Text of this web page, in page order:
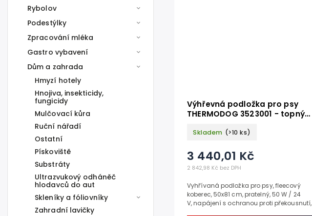
Rybolov
Podestýlky
Zpracování mléka
Gastro vybavení
Dům a zahrada
Hmyzí hotely
Hnojiva, insekticidy,
fungicidy
Mulčovací kůra
Ruční nářadí
Ostatní
Pískoviště
Substráty
Ultrazvukový odháněč
hlodavců do aut
Skleníky a fóliovníky
Zahradní lavičky
Výhřevná podložka pro psy
THERMODOG 3523001 - topný
Skladem (>10 ks)
2 842,98 Kč bez DPH
3 440,01 Kč
Vyhřívaná podložka pro psy, fleecový
koberec, 50x81 cm, pratelný, 50 W / 24
V, napájení s ochranou proti překousnutí,